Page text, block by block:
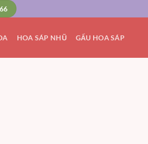
HOA SÁP NHŨ GẤU HOA SÁP